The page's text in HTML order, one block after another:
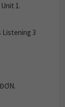
1.
Listening 3